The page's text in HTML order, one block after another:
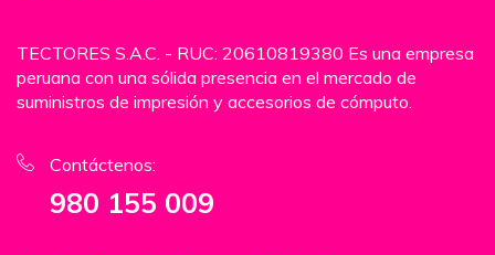
TECTORES S.A.C. - RUC: 20610819380 Es una empresa
peruana con una sólida presencia en el mercado de
suministros de impresión y accesorios de cómputo.
Contáctenos:
980 155 009